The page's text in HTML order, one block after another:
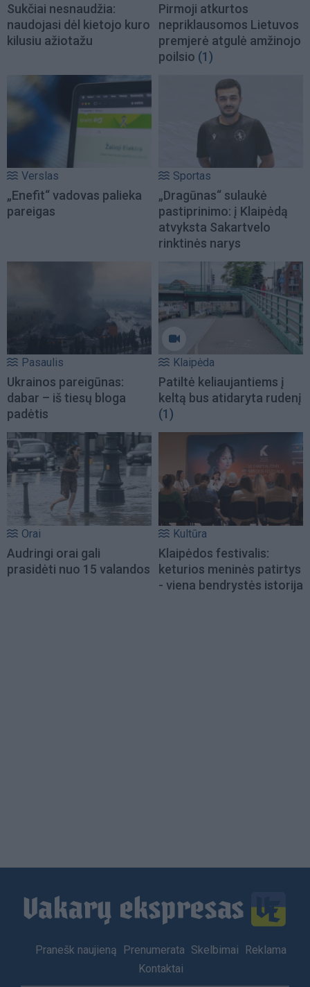
Sukčiai nesnaudžia:
naudojasi dėl kietojo kuro
kilusiu ažiotažu
Pirmoji atkurtos
nepriklausomos Lietuvos
premjerė atgulė amžinojo
poilsio (1)
Verslas
„Enefit“ vadovas palieka
pareigas
Sportas
„Dragūnas“ sulaukė
pastiprinimo: į Klaipėdą
atvyksta Sakartvelo
rinktinės narys
Pasaulis
Ukrainos pareigūnas:
dabar – iš tiesų bloga
padėtis
Klaipėda
Patiltė keliaujantiems į
keltą bus atidaryta rudenį
(1)
Orai
Audringi orai gali
prasidėti nuo 15 valandos
Kultūra
Klaipėdos festivalis:
keturios meninės patirtys
- viena bendrystės istorija
Footer
Pranešk naujieną Prenumerata Skelbimai
Reklama
Kontaktai